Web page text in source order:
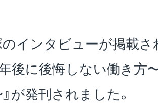
報
インタビューが掲載
後に後悔しない働き方
が発刊されました。